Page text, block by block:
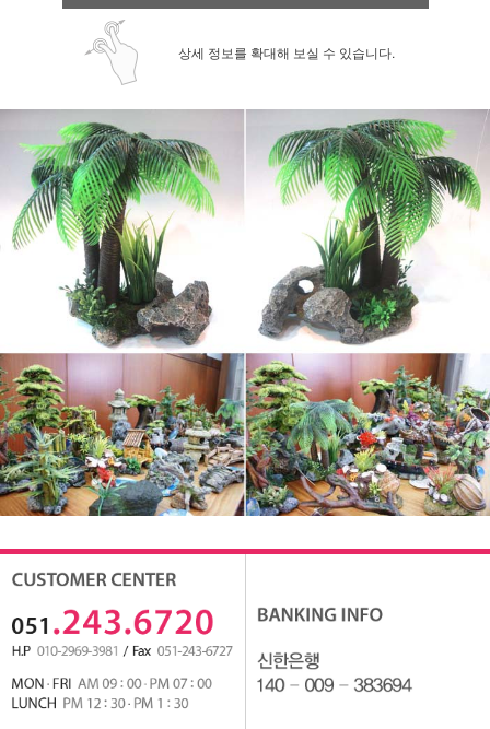
상세 정보를 확대해 보실 수 있습니다.